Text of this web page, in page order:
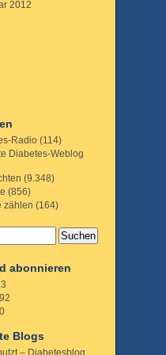
2012
Radio (114)
Diabetes-Weblog
(9.348)
(856)
zählen (164)
abonnieren
Blogs
– Diabetesblog